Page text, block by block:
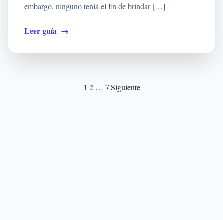
embargo, ninguno tenía el fin de brindar […]
Leer guía →
Paginación
1 2 … 7 Siguiente